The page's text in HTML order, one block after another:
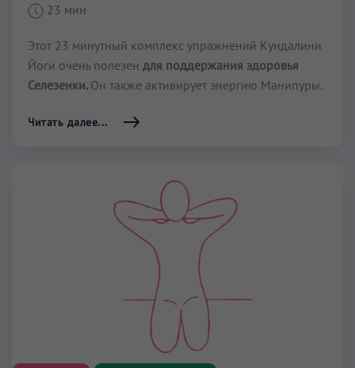
23 мин
Этот 23 минутный комплекс упражнений Кундалини
Йоги очень полезен для поддержания здоровья
Селезенки. Он также активирует энергию Манипуры.
Читать далее...